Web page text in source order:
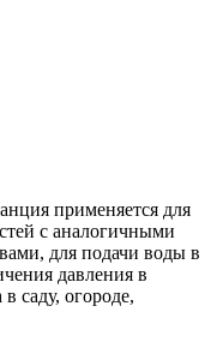
применяется для
с аналогичными
для подачи воды в
давления в
саду, огороде,